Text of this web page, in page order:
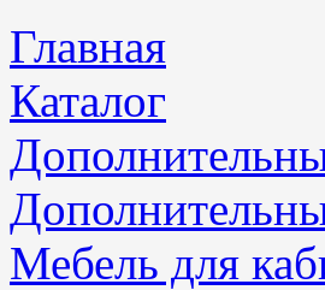
Главная
Каталог
Мебель для